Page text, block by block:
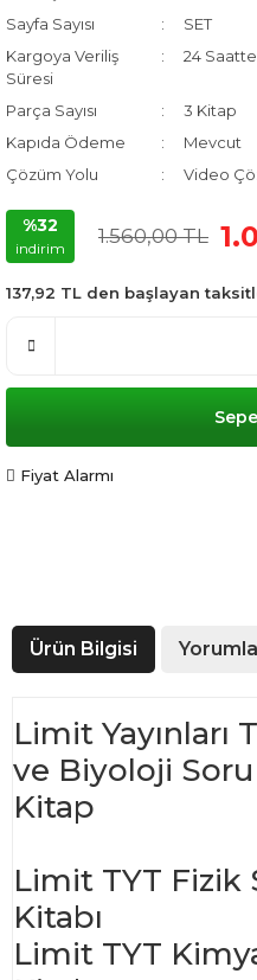
Sayfa Sayısı
SET
Kargoya Veriliş
Süresi
24
Parça Sayısı
3 Kitap
Kapıda Ödeme
Mevcut
Çözüm Yolu
Video
%32
indirim
1.560,00 TL
137,92 TL den başlayan
Fiyat Alarmı
Ürün Bilgisi
Limit Yayınları
ve Biyoloji Soru
Kitap
Limit TYT Fizik
Kitabı
Limit TYT